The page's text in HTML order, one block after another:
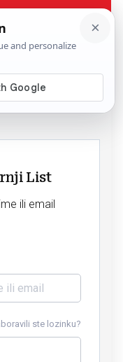
List
ili email
ste lozinku?